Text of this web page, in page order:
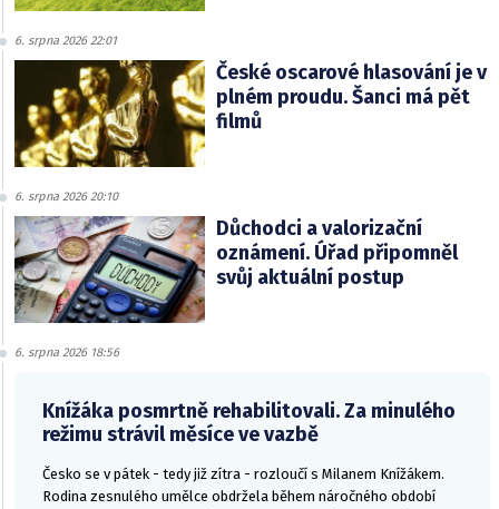
6. srpna 2026 22:01
České oscarové hlasování je v
plném proudu. Šanci má pět
filmů
6. srpna 2026 20:10
Důchodci a valorizační
oznámení. Úřad připomněl
svůj aktuální postup
6. srpna 2026 18:56
Knížáka posmrtně rehabilitovali. Za minulého
režimu strávil měsíce ve vazbě
Česko se v pátek - tedy již zítra - rozloučí s Milanem Knížákem.
Rodina zesnulého umělce obdržela během náročného období